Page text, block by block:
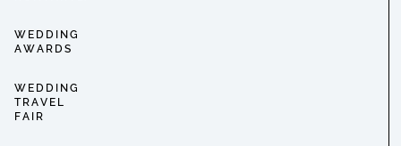
WEDDING
AWARDS
WEDDING
TRAVEL
FAIR